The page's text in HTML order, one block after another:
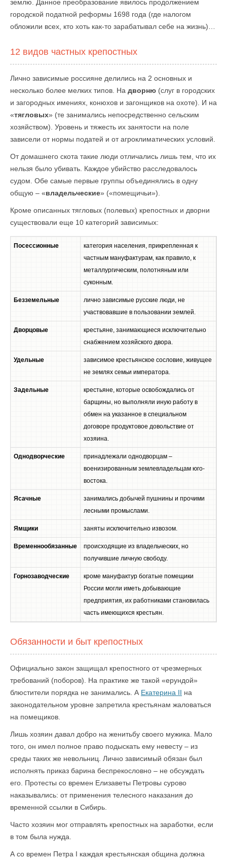
землю. Данное преобразование явилось продолжением
городской податной реформы 1698 года (где налогом
обложили всех, кто хоть как-то зарабатывал себе на жизнь)…
12 видов частных крепостных
Лично зависимые россияне делились на 2 основных и
несколько более мелких типов. На дворню (слуг в городских
и загородных имениях, конюхов и загонщиков на охоте). И на
«тягловых» (те занимались непосредственно сельским
хозяйством). Уровень и тяжесть их занятости на поле
зависели от нормы податей и от агроклиматических условий.
От домашнего скота такие люди отличались лишь тем, что их
нельзя было убивать. Каждое убийство расследовалось
судом. Обе самые первые группы объединялись в одну
общую – «владельческие» («помещичьи»).
Кроме описанных тягловых (полевых) крепостных и дворни
существовали еще 10 категорий зависимых:
Посессионные
категория населения, прикрепленная к
частным мануфактурам, как правило, к
металлургическим, полотняным или
суконным.
Безземельные
лично зависимые русские люди, не
участвовавшие в пользовании землей.
Дворцовые
крестьяне, занимающиеся исключительно
снабжением хозяйского двора.
Удельные
зависимое крестьянское сословие, живущее
не землях семьи императора.
Задельные
крестьяне, которые освобождались от
барщины, но выполняли иную работу в
обмен на указанное в специальном
договоре продуктовое довольствие от
хозяина.
Однодворческие
принадлежали однодворцам –
военизированным землевладельцам юго-
востока.
Ясачные
занимались добычей пушнины и прочими
лесными промыслами.
Ямщики заняты исключительно извозом.
Временнообязанные
происходящие из владельческих, но
получившие личную свободу.
Горнозаводческие
кроме мануфактур богатые помещики
России могли иметь добывающие
предприятия, их работниками становилась
часть имеющихся крестьян.
Обязанности и быт крепостных
Официально закон защищал крепостного от чрезмерных
требований (поборов). На практике же такой «ерундой»
блюстители порядка не занимались. А Екатерина II на
законодательном уровне запретила крестьянам жаловаться
на помещиков.
Лишь хозяин давал добро на женитьбу своего мужика. Мало
того, он имел полное право подыскать ему невесту – из
среды таких же невольниц. Лично зависимый обязан был
исполнять приказ барина беспрекословно – не обсуждать
его. Протесты со времен Елизаветы Петровы сурово
наказывались: от применения телесного наказания до
временной ссылки в Сибирь.
Часто хозяин мог отправлять крепостных на заработки, если
в том была нужда.
А со времен Петра I каждая крестьянская община должна